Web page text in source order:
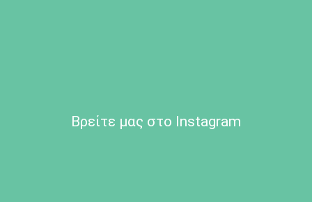
Βρείτε μας στο Instagram